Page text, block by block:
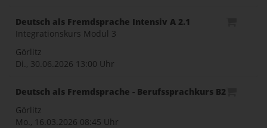
Deutsch als Fremdsprache Intensiv A 2.1
Integrationskurs Modul 3
Görlitz
Di., 30.06.2026 13:00 Uhr
Deutsch als Fremdsprache - Berufssprachkurs B2
Görlitz
Mo., 16.03.2026 08:45 Uhr